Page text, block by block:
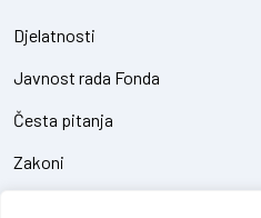
Djelatnosti
Javnost rada Fonda
Česta pitanja
Zakoni